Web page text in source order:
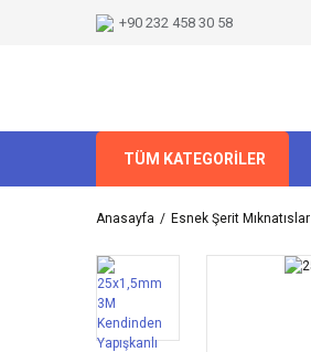
+90 232 458 30 58
TÜM KATEGORİLER
Anasayfa Esnek Şerit Mıknatıslar